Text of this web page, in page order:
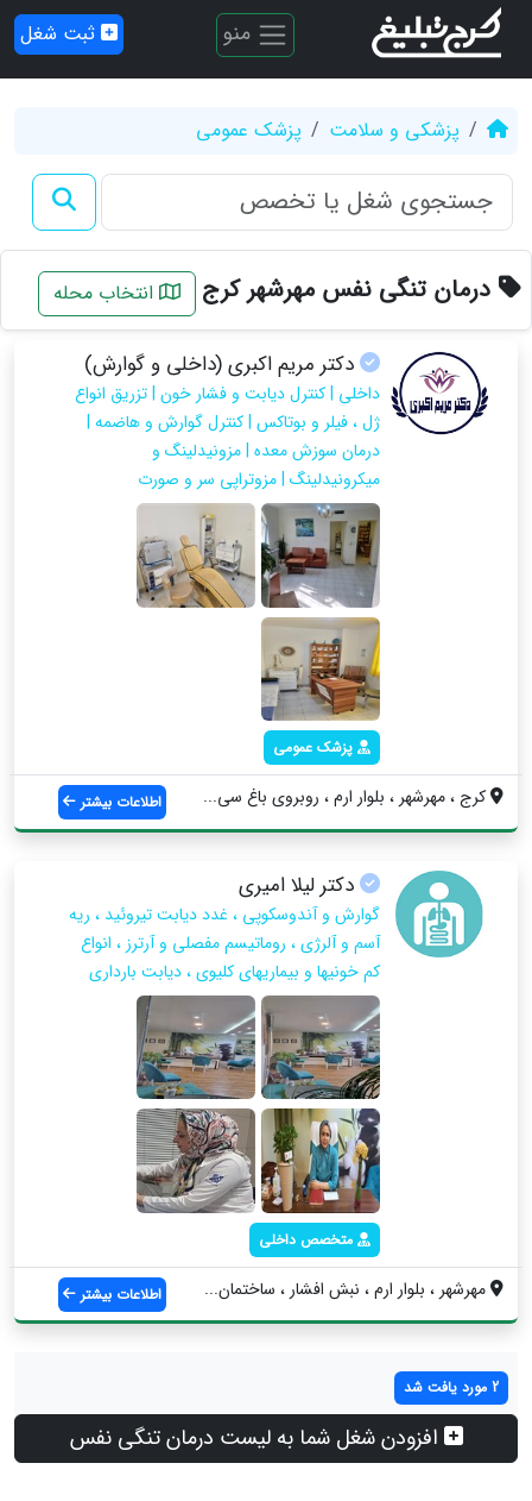
منو ثبت شغل
پزشکی و سلامت پزشک عمومی
درمان تنگی نفس مهرشهر کرج انتخاب محله
دکتر مریم اکبری (داخلی و گوارش)
داخلی | کنترل دیابت و فشار خون | تزریق انواع
ژل ، فیلر و بوتاکس | کنترل گوارش و هاضمه |
درمان سوزش معده | مزونیدلینگ و
میکرونیدلینگ | مزوتراپی سر و صورت
پزشک عمومی
کرج ، مهرشهر ، بلوار ارم ، روبروی باغ سی... اطلاعات بیشتر
دکتر لیلا امیری
گوارش و آندوسکوپی ، غدد دیابت تیروئید ، ریه
آسم و آلرژی ، روماتیسم مفصلی و آرترز ، انواع
کم خونیها و بیماریهای کلیوی ، دیابت بارداری
متخصص داخلی
مهرشهر ، بلوار ارم ، نبش افشار ، ساختمان... اطلاعات بیشتر
2 مورد یافت شد
افزودن شغل شما به لیست درمان تنگی نفس